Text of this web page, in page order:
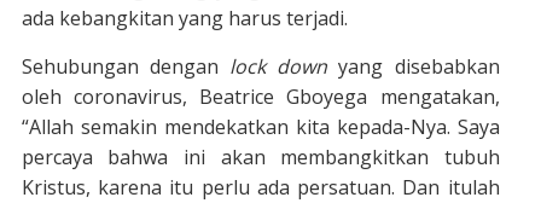
ada kebangkitan yang harus terjadi.
Sehubungan dengan lock down yang disebabkan
oleh coronavirus, Beatrice Gboyega mengatakan,
“Allah semakin mendekatkan kita kepada-Nya. Saya
percaya bahwa ini akan membangkitkan tubuh
Kristus, karena itu perlu ada persatuan. Dan itulah